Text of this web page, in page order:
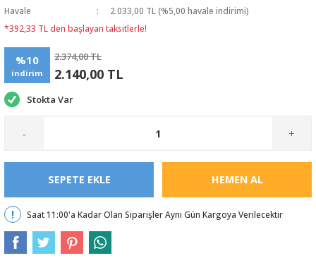
Havale
2.033,00 TL (%5,00 havale indirimi)
*392,33 TL den başlayan taksitlerle!
%10
indirim
2.374,00 TL
2.140,00 TL
Stokta Var
- +
SEPETE EKLE HEMEN AL
Saat 11:00'a Kadar Olan Siparişler Aynı Gün Kargoya Verilecektir